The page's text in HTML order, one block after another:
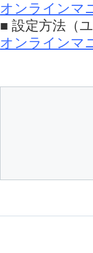
オンラインマ
■ 設定方法（
オンラインマ